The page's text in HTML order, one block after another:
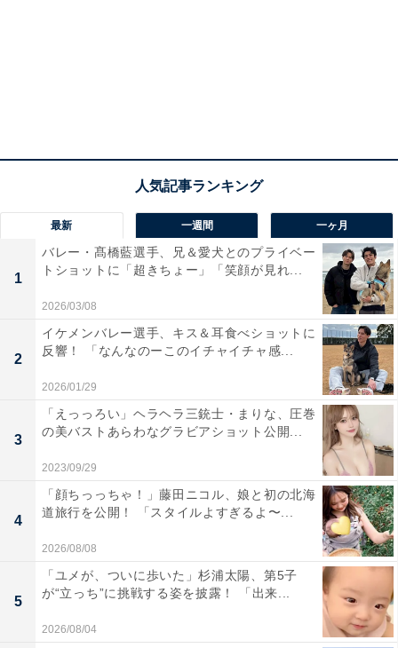
最新 一週間 一ヶ月
1
バレー・髙橋藍選手、兄＆愛犬とのプライベー
トショットに「超きちょー」「笑顔が見れ...
2026/03/08
2
イケメンバレー選手、キス＆耳食べショットに
反響！ 「なんなのーこのイチャイチャ感...
2026/01/29
3
「えっっろい」ヘラヘラ三銃士・まりな、圧巻
の美バストあらわなグラビアショット公開...
2023/09/29
4
「顔ちっっちゃ！」藤田ニコル、娘と初の北海
道旅行を公開！ 「スタイルよすぎるよ〜...
2026/08/08
5
「ユメが、ついに歩いた」杉浦太陽、第5子
が“立っち”に挑戦する姿を披露！ 「出来...
2026/08/04